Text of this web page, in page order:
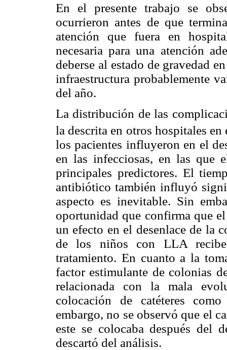
En el presente trabajo se
ocurrieron antes de que
atención que fuera en
necesaria para una atención
deberse al estado de gravedad
infraestructura probablemente
del año.
La distribución de las
la descrita en otros hospitales en
los pacientes influyeron en el
en las infecciosas, en las que
principales predictores. El
antibiótico también influyó
aspecto es inevitable. Sin
oportunidad que confirma que
un efecto en el desenlace de la
de los niños con LLA
tratamiento. En cuanto a la
factor estimulante de colonias
relacionada con la mala
colocación de catéteres
embargo, no se observó que el
este se colocaba después del
descartó del análisis.